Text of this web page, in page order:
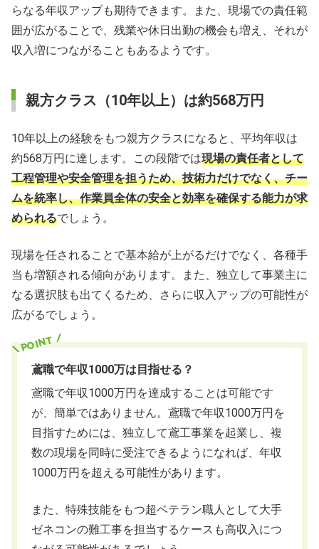
らなる年収アップも期待できます。また、現場での責任範
囲が広がることで、残業や休日出勤の機会も増え、それが
収入増につながることもあるようです。
親方クラス（10年以上）は約568万円
10年以上の経験をもつ親方クラスになると、平均年収は
約568万円に達します。この段階では現場の責任者として
工程管理や安全管理を担うため、技術力だけでなく、チー
ムを統率し、作業員全体の安全と効率を確保する能力が求
められるでしょう。
現場を任されることで基本給が上がるだけでなく、各種手
当も増額される傾向があります。また、独立して事業主に
なる選択肢も出てくるため、さらに収入アップの可能性が
広がるでしょう。
鳶職で年収1000万は目指せる？
鳶職で年収1000万円を達成することは可能です
が、簡単ではありません。鳶職で年収1000万円を
目指すためには、独立して鳶工事業を起業し、複
数の現場を同時に受注できるようになれば、年収
1000万円を超える可能性があります。
また、特殊技能をもつ超ベテラン職人として大手
ゼネコンの難工事を担当するケースも高収入につ